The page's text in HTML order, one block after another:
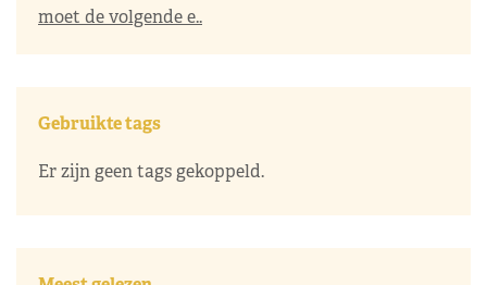
moet de volgende e..
Gebruikte tags
Er zijn geen tags gekoppeld.